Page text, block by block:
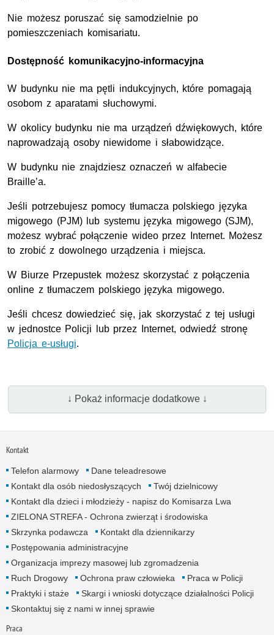
Nie możesz poruszać się samodzielnie po
pomieszczeniach komisariatu.
Dostępność komunikacyjno-informacyjna
W budynku nie ma pętli indukcyjnych, które pomagają
osobom z aparatami słuchowymi.
W okolicy budynku nie ma urządzeń dźwiękowych, które
naprowadzają osoby niewidome i słabowidzące.
W budynku nie znajdziesz oznaczeń w alfabecie
Braille’a.
Jeśli potrzebujesz pomocy tłumacza polskiego języka
migowego (PJM) lub systemu języka migowego (SJM),
możesz wybrać połączenie wideo przez Internet. Możesz
to zrobić z dowolnego urządzenia i miejsca.
W Biurze Przepustek możesz skorzystać z połączenia
online z tłumaczem polskiego języka migowego.
Jeśli chcesz dowiedzieć się, jak skorzystać z tej usługi
w jednostce Policji lub przez Internet, odwiedź stronę
Policja e-usługi.
↓ Pokaż informacje dodatkowe ↓
Kontakt
Telefon alarmowy
Dane teleadresowe
Kontakt dla osób niedosłyszących
Twój dzielnicowy
Kontakt dla dzieci i młodzieży - napisz do Komisarza Lwa
ZIELONA STREFA - Ochrona zwierząt i środowiska
Skrzynka podawcza
Kontakt dla dziennikarzy
Postępowania administracyjne
Organizacja imprezy masowej lub zgromadzenia
Ruch Drogowy
Ochrona praw człowieka
Praca w Policji
Praktyki i staże
Skargi i wnioski dotyczące działalności Policji
Skontaktuj się z nami w innej sprawie
Praca